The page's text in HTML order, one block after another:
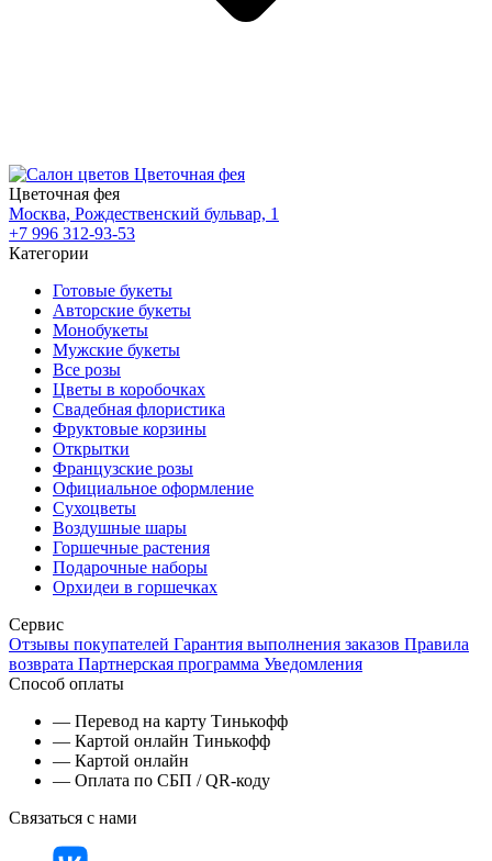
Цветочная фея
Москва, Рождественский бульвар, 1
+7 996 312-93-53
Категории
Готовые букеты
Авторские букеты
Монобукеты
Мужские букеты
Все розы
Цветы в коробочках
Свадебная флористика
Фруктовые корзины
Открытки
Французские розы
Официальное оформление
Сухоцветы
Воздушные шары
Горшечные растения
Подарочные наборы
Орхидеи в горшечках
Сервис
Отзывы покупателей Гарантия выполнения заказов Правила
возврата Партнерская программа Уведомления
Способ оплаты
— Перевод на карту Тинькофф
— Картой онлайн Тинькофф
— Картой онлайн
— Оплата по СБП / QR-коду
Связаться с нами